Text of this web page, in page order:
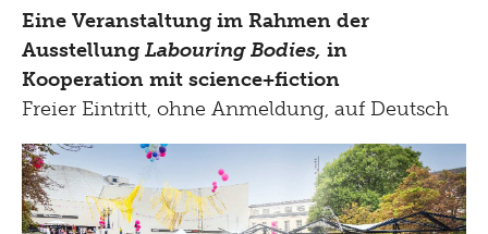
Eine Veranstaltung im Rahmen der
Ausstellung Labouring Bodies, in
Kooperation mit science+fiction
Freier Eintritt, ohne Anmeldung, auf Deutsch